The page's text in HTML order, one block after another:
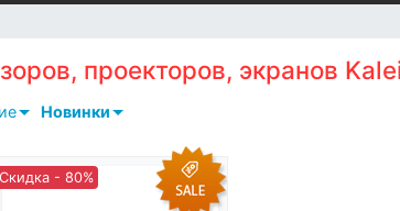
проекторов, экранов
Новинки
Скидка - 80%